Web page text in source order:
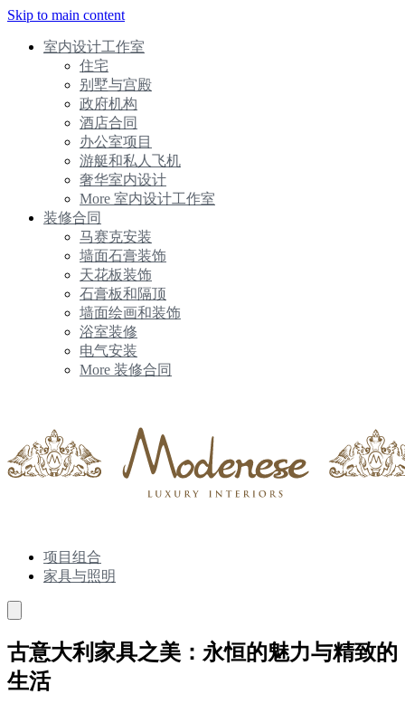
Skip to main content
室内设计工作室
住宅
别墅与宫殿
政府机构
酒店合同
办公室项目
游艇和私人飞机
奢华室内设计
More 室内设计工作室
装修合同
马赛克安装
墙面石膏装饰
天花板装饰
石膏板和隔顶
墙面绘画和装饰
浴室装修
电气安装
More 装修合同
项目组合
家具与照明
古意大利家具之美：永恒的魅力与精致的
生活